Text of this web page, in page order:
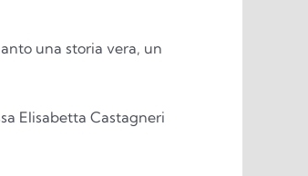
una storia vera, un
Elisabetta Castagneri